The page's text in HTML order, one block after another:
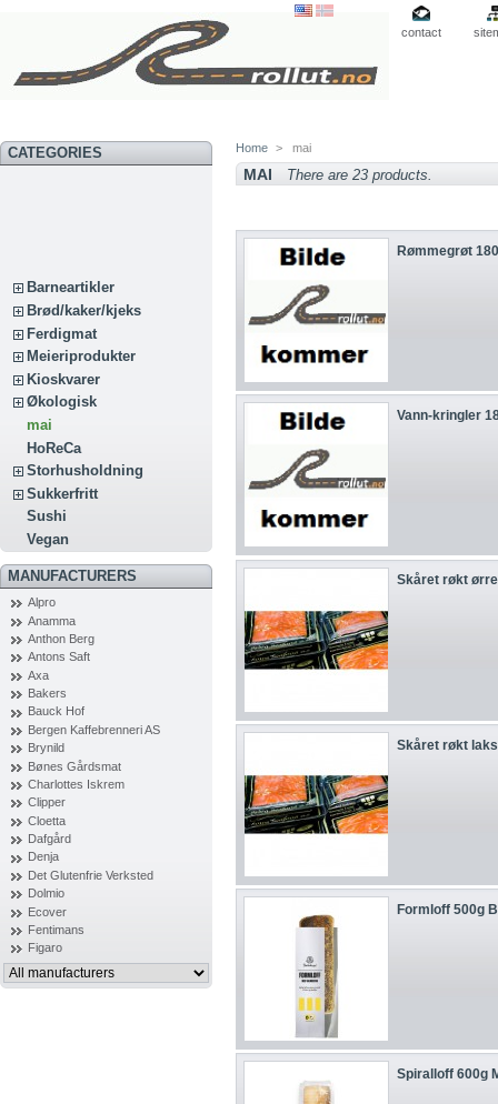
contact
CATEGORIES
Barneartikler
Brød/kaker/kjeks
Ferdigmat
Meieriprodukter
Kioskvarer
Økologisk
mai
HoReCa
Storhusholdning
Sukkerfritt
Sushi
Vegan
MANUFACTURERS
Alpro
Anamma
Anthon Berg
Antons Saft
Axa
Bakers
Bauck Hof
Bergen Kaffebrenneri AS
Brynild
Bønes Gårdsmat
Charlottes Iskrem
Clipper
Cloetta
Dafgård
Denja
Det Glutenfrie Verksted
Dolmio
Ecover
Fentimans
Figaro
Home > mai
MAI There are 23 products.
Rømmegrøt
Vann-kringler
Skåret røkt
Skåret røkt
Formloff 500g
Spiralloff 600g